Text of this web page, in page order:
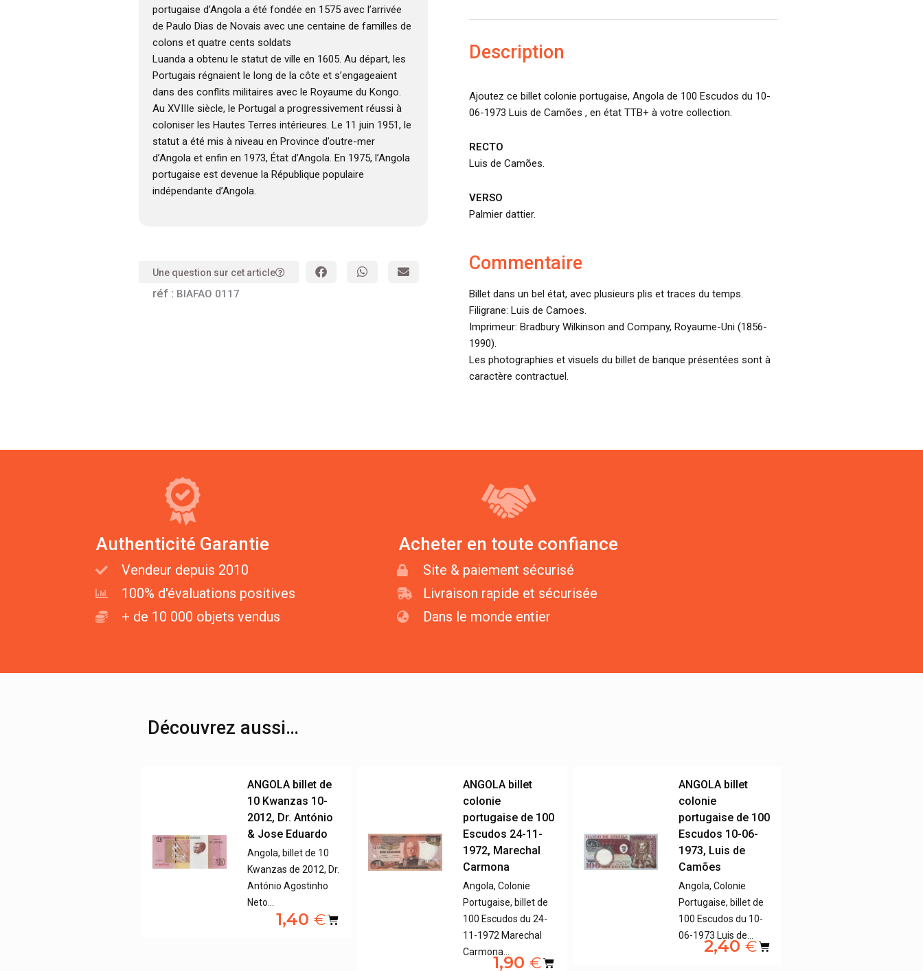
portugaise d’Angola a été fondée en 1575 avec l’arrivée
de Paulo Dias de Novais avec une centaine de familles de
colons et quatre cents soldats
Luanda a obtenu le statut de ville en 1605. Au départ, les
Portugais régnaient le long de la côte et s’engageaient
dans des conflits militaires avec le Royaume du Kongo.
Au XVIIIe siècle, le Portugal a progressivement réussi à
coloniser les Hautes Terres intérieures. Le 11 juin 1951, le
statut a été mis à niveau en Province d’outre-mer
d’Angola et enfin en 1973, État d’Angola. En 1975, l’Angola
portugaise est devenue la République populaire
indépendante d’Angola.
Une question sur cet article
réf : BIAFAO 0117
Description
Ajoutez ce billet colonie portugaise, Angola de 100 Escudos du 10-
06-1973 Luis de Camões , en état TTB+ à votre collection.
RECTO
Luis de Camões.
VERSO
Palmier dattier.
Commentaire
Billet dans un bel état, avec plusieurs plis et traces du temps.
Filigrane: Luis de Camoes.
Imprimeur: Bradbury Wilkinson and Company, Royaume-Uni (1856-
1990).
Les photographies et visuels du billet de banque présentées sont à
caractère contractuel.
Authenticité Garantie
Vendeur depuis 2010
100% d'évaluations positives
+ de 10 000 objets vendus
Acheter en toute confiance
Site & paiement sécurisé
Livraison rapide et sécurisée
Dans le monde entier
Découvrez aussi…
ANGOLA billet de
10 Kwanzas 10-
2012, Dr. António
& Jose Eduardo
Angola, billet de 10
Kwanzas de 2012, Dr.
António Agostinho
Neto…
1,40 €
ANGOLA billet
colonie
portugaise de 100
Escudos 24-11-
1972, Marechal
Carmona
Angola, Colonie
Portugaise, billet de
100 Escudos du 24-
11-1972 Marechal
Carmona…
1,90 €
ANGOLA billet
colonie
portugaise de 100
Escudos 10-06-
1973, Luis de
Camões
Angola, Colonie
Portugaise, billet de
100 Escudos du 10-
06-1973 Luis de…
2,40 €